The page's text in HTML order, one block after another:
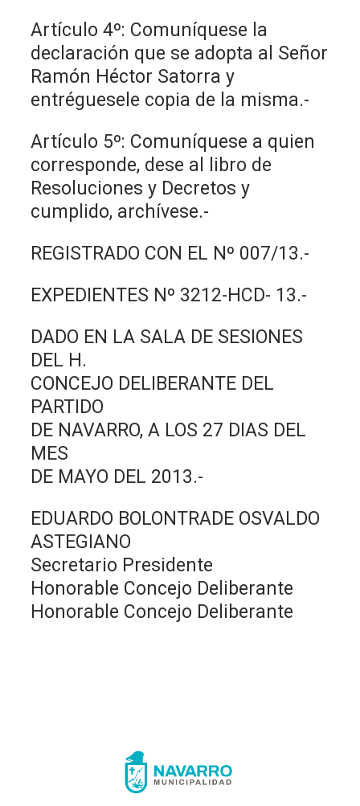
Artículo 4º: Comuníquese la
declaración que se adopta al Señor
Ramón Héctor Satorra y
entréguesele copia de la misma.-
Artículo 5º: Comuníquese a quien
corresponde, dese al libro de
Resoluciones y Decretos y
cumplido, archívese.-
REGISTRADO CON EL Nº 007/13.-
EXPEDIENTES Nº 3212-HCD- 13.-
DADO EN LA SALA DE SESIONES
DEL H.
CONCEJO DELIBERANTE DEL
PARTIDO
DE NAVARRO, A LOS 27 DIAS DEL
MES
DE MAYO DEL 2013.-
EDUARDO BOLONTRADE OSVALDO
ASTEGIANO
Secretario Presidente
Honorable Concejo Deliberante
Honorable Concejo Deliberante